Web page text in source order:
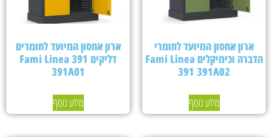
ארון אחסון המיועד לחומרי
הדברה וכימיקלים Fami Linea
391 391A02
מידע נוסף
ארון אחסון המיועד לחומרים
דליקים Fami Linea 391
391A01
מידע נוסף